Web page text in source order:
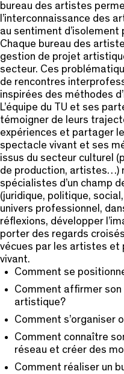
bureau des artistes
l’interconnaissance des
au sentiment d’isolement
Chaque bureau des
gestion de projet
secteur. Ces
de rencontres
inspirées des méthodes
L’équipe du TU et ses
témoigner de leurs
expériences et partager
spectacle vivant et ses
issus du secteur culturel
de production, artistes…)
spécialistes d’un champ
(juridique, politique,
univers professionnel,
réflexions, développer
porter des regards
vécues par les artistes et
vivant.
Comment se
Comment affirmer
artistique?
Comment s’organiser
Comment connaître
réseau et créer des
Comment réaliser un